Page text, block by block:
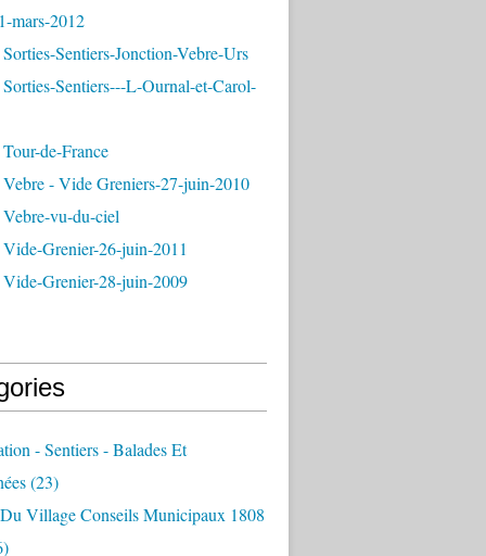
mars-2012
Sentiers-Jonction-Vebre-Urs
Sentiers---L-Ournal-et-Carol-
de-France
- Vide Greniers-27-juin-2010
vu-du-ciel
Grenier-26-juin-2011
Grenier-28-juin-2009
- Sentiers - Balades Et
(23)
Village Conseils Municipaux 1808